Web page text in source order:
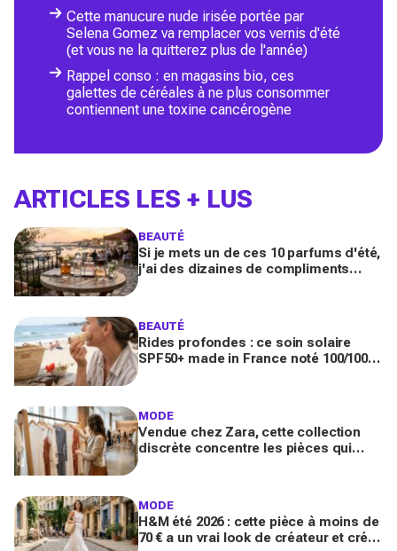
Cette manucure nude irisée portée par
Selena Gomez va remplacer vos vernis d'été
(et vous ne la quitterez plus de l'année)
Rappel conso : en magasins bio, ces
galettes de céréales à ne plus consommer
contiennent une toxine cancérogène
ARTICLES LES + LUS
BEAUTÉ
Si je mets un de ces 10 parfums d'été,
j'ai des dizaines de compliments
BEAUTÉ
Rides profondes : ce soin solaire
SPF50+ made in France noté 100/100
MODE
Vendue chez Zara, cette collection
discrète concentre les pièces qui
MODE
H&M été 2026 : cette pièce à moins de
70 € a un vrai look de créateur et crée